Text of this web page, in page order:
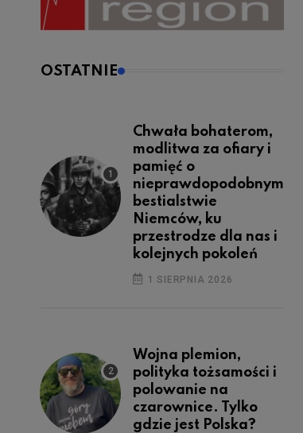
OSTATNIE
Chwała bohaterom,
modlitwa za ofiary i
pamięć o
nieprawdopodobnym
bestialstwie
Niemców, ku
przestrodze dla nas i
kolejnych pokoleń
1 SIERPNIA 2026
Wojna plemion,
polityka tożsamości i
polowanie na
czarownice. Tylko
gdzie jest Polska?